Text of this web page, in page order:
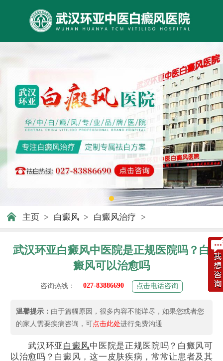
主页 > 白癜风 > 白癜风治疗 >
武汉环亚白癜风中医院是正规医院吗？白
癜风可以治愈吗
咨询热线： 027-83886690 点击电话咨询
温馨提示： 由于篇幅原因，很多内容不能详尽，如果您或者您
的家人需要疾病咨询，可点击此处进行免费沟通
武汉环亚 白癜风中医院是正规医院吗？白癜风可
以治愈吗？白癜风，这一皮肤疾病，常常让患者及其